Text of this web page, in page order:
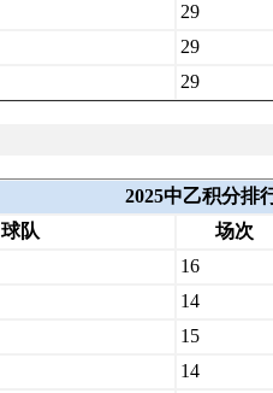
29
29
29
2025中乙积分排
球队
场次
16
14
15
14